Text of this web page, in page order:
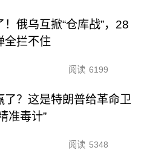
！俄乌互掀“仓库战”，28
全拦不住
阅读 6199
了？这是特朗普给革命卫
准毒计”
阅读 5348